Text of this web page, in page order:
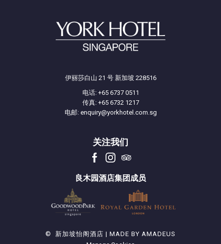
伊丽莎白山 21 号 新加坡 228516
电话: +65 6737 0511
传真: +65 6732 1217
电邮: enquiry@yorkhotel.com.sg
关注我们
良木园酒店集团成员
© 新加坡怡阁酒店 | MADE BY AMADEUS